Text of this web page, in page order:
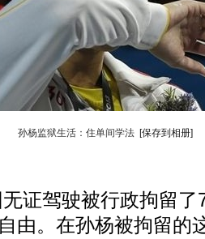
孙杨监狱生活：住单间学法 [保存到相册]
驾驶被行政拘留了
由。在孙杨被拘留的